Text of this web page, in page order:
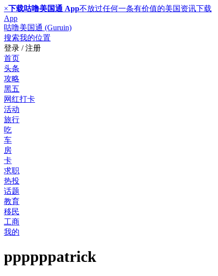
×下载咕噜美国通 App不放过任何一条有价值的美国资讯下载
App
咕噜美国通 (Guruin)
搜索我的位置
登录 / 注册
首页
头条
攻略
黑五
网红打卡
活动
旅行
吃
车
房
卡
求职
热投
话题
教育
移民
工商
我的
ppppppatrick